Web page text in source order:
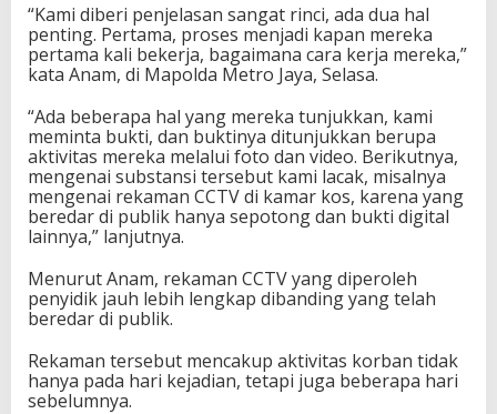
“Kami diberi penjelasan sangat rinci, ada dua hal
penting. Pertama, proses menjadi kapan mereka
pertama kali bekerja, bagaimana cara kerja mereka,”
kata Anam, di Mapolda Metro Jaya, Selasa.
“Ada beberapa hal yang mereka tunjukkan, kami
meminta bukti, dan buktinya ditunjukkan berupa
aktivitas mereka melalui foto dan video. Berikutnya,
mengenai substansi tersebut kami lacak, misalnya
mengenai rekaman CCTV di kamar kos, karena yang
beredar di publik hanya sepotong dan bukti digital
lainnya,” lanjutnya.
Menurut Anam, rekaman CCTV yang diperoleh
penyidik jauh lebih lengkap dibanding yang telah
beredar di publik.
Rekaman tersebut mencakup aktivitas korban tidak
hanya pada hari kejadian, tetapi juga beberapa hari
sebelumnya.